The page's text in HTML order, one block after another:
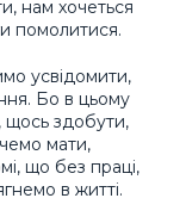
нам хочеться
помолитися.
усвідомити,
Бо в цьому
щось здобути,
мати,
що без праці,
в житті.